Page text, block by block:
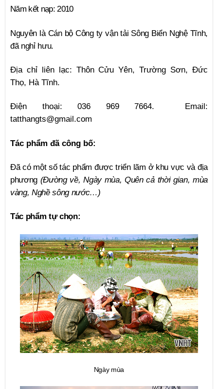
Năm kết nạp: 2010
Nguyên là Cán bộ Công ty vận tải Sông Biển Nghệ Tĩnh,
đã nghỉ hưu.
Địa chỉ liên lạc: Thôn Cửu Yên, Trường Sơn, Đức
Thọ, Hà Tĩnh.
Điện thoại: 036 969 7664. Email:
tatthangts@gmail.com
Tác phẩm đã công bố:
Đã có một số tác phẩm được triển lãm ở khu vực và địa
phương (Đường về, Ngày mùa, Quên cả thời gian, mùa
vàng, Nghề sông nước…)
Tác phẩm tự chọn:
Ngày mùa